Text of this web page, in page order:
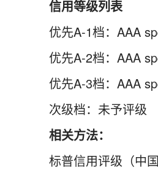
信用等级列表
优先A-1档：AAA
优先A-2档：AAA
优先A-3档：AAA
次级档：未予评级
相关方法：
标普信用评级（中